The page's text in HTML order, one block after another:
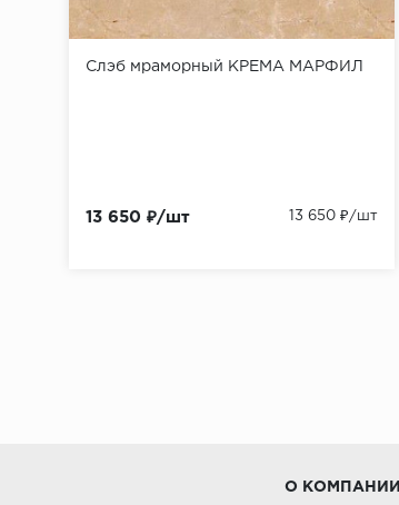
Слэб мраморный КРЕМА МАРФИЛ
13 650 ₽/шт 13 650 ₽/шт
О КОМПАНИИ